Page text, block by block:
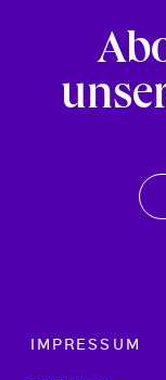
Footer menu
IMPRESSUM